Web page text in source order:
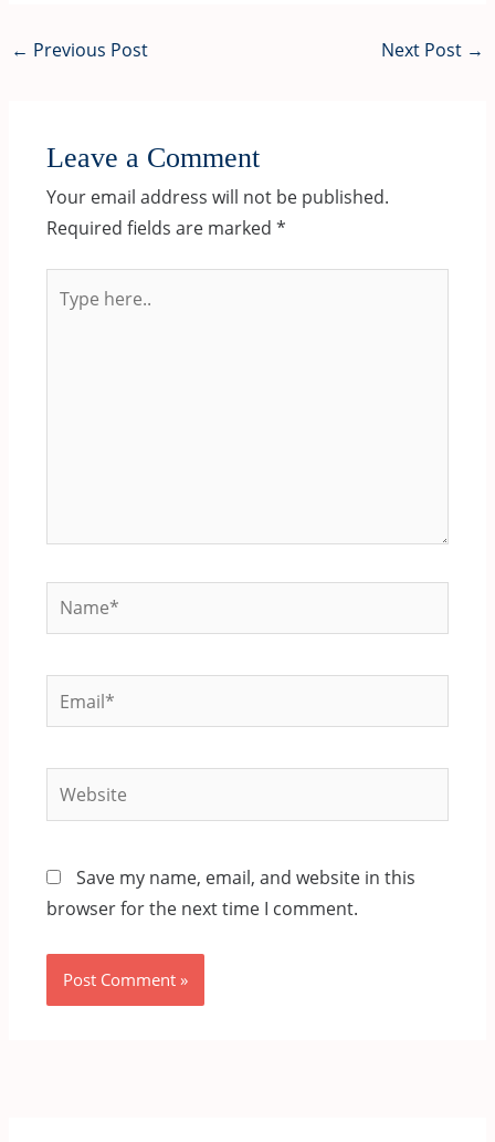
Post
← Previous Post Next Post →
Leave a Comment
Your email address will not be published.
Required fields are marked *
here..
Name*
Email*
Website
Save my name, email, and website in this
browser for the next time I comment.